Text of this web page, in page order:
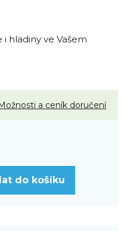
hladiny ve Vašem
a ceník doručení
do košíku